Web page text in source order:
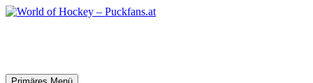
Zum
Suchen